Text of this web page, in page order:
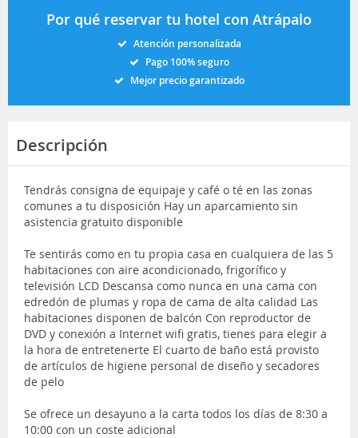
Por qué reservar tu hotel con Atrápalo
Atención personalizada
Pago 100% seguro
Mejor precio garantizado
Descripción
Tendrás consigna de equipaje y café o té en las zonas
comunes a tu disposición Hay un aparcamiento sin
asistencia gratuito disponible
Te sentirás como en tu propia casa en cualquiera de las 5
habitaciones con aire acondicionado, frigorífico y
televisión LCD Descansa como nunca en una cama con
edredón de plumas y ropa de cama de alta calidad Las
habitaciones disponen de balcón Con reproductor de
DVD y conexión a Internet wifi gratis, tienes para elegir a
la hora de entretenerte El cuarto de baño está provisto
de artículos de higiene personal de diseño y secadores
de pelo
Se ofrece un desayuno a la carta todos los días de 8:30 a
10:00 con un coste adicional